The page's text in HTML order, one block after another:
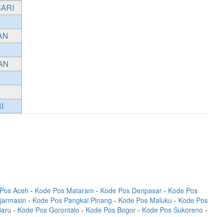
Aceh - Kode Pos Mataram - Kode Pos Denpasar - Kode Pos
- Kode Pos Pangkal Pinang - Kode Pos Maluku - Kode Pos
- Kode Pos Gorontalo - Kode Pos Bogor - Kode Pos Sukoreno -